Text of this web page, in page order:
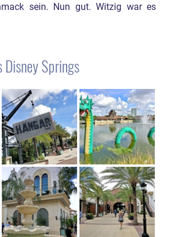
sein. Nun gut. Witzig war es
Disney Springs